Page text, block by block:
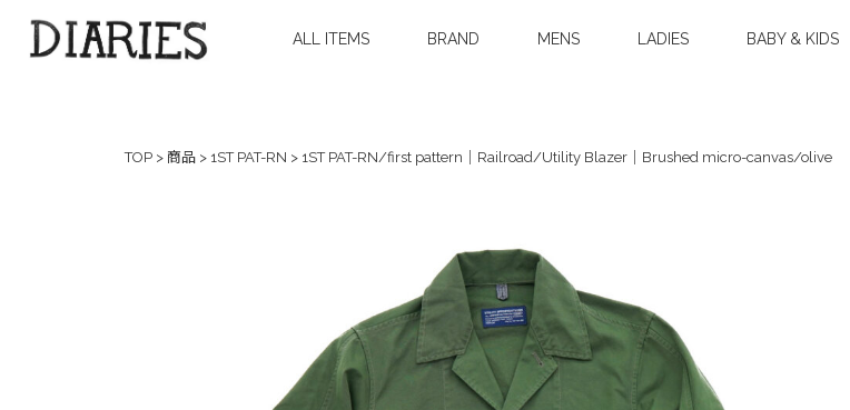
ALL ITEMS BRAND MENS LADIES BABY & KIDS
TOP > 商品 > 1ST PAT-RN > 1ST PAT-RN/first pattern｜Railroad/Utility Blazer｜Brushed micro-canvas/olive